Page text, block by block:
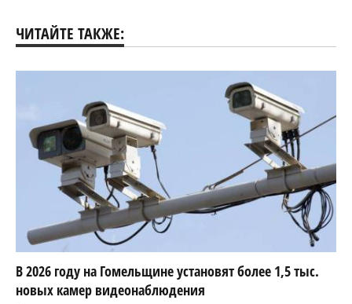
ЧИТАЙТЕ ТАКЖЕ:
В 2026 году на Гомельщине установят более 1,5 тыс.
новых камер видеонаблюдения